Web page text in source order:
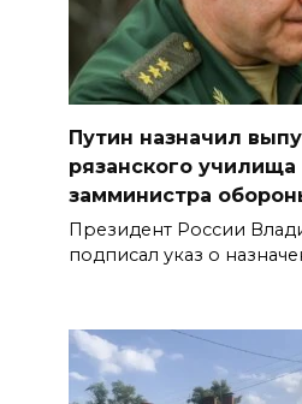
Путин назначил
рязанского
замминистра
Президент России
подписал указ о